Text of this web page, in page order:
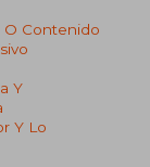
O Contenido
Y
Y Lo